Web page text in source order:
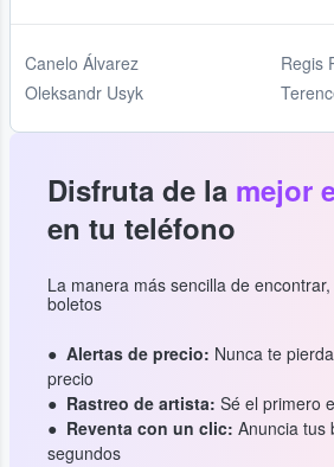
Canelo Álvarez
Oleksandr Usyk
Regis
Disfruta de la mejor
en tu teléfono
La manera más sencilla de
boletos
Alertas de precio: Nunca te
precio
Rastreo de artista: Sé el primero
Reventa con un clic: Anuncia tus
segundos